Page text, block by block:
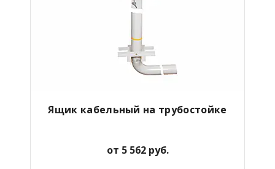
Ящик кабельный на трубостойке
от 5 562 руб.